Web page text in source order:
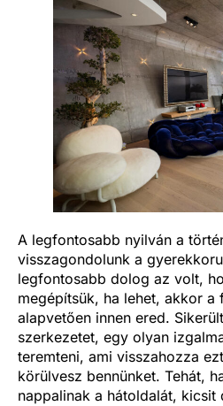
A legfontosabb nyilván a
visszagondolunk a
legfontosabb dolog az volt,
megépítsük, ha lehet, akkor a
alapvetően innen ered.
szerkezetet, egy olyan
teremteni, ami visszahozza
körülvesz bennünket. Tehát,
nappalinak a hátoldalát,